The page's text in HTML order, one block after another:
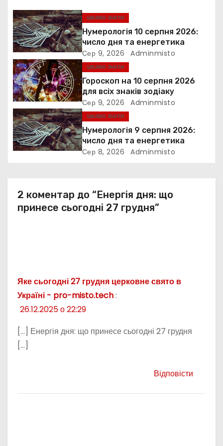
я
з
а
п
и
с
і
ЦІКАВО ЗНАТИ
Нумерологія 10 серпня 2026:
число дня та енергетика
Сер 9, 2026 Adminmisto
ЦІКАВО ЗНАТИ
Гороскоп на 10 серпня 2026
для всіх знаків зодіаку
Сер 9, 2026 Adminmisto
ЦІКАВО ЗНАТИ
Нумерологія 9 серпня 2026:
число дня та енергетика
Сер 8, 2026 Adminmisto
2 коментар до “Енергія дня: що
принесе сьогодні 27 грудня”
Яке сьогодні 27 грудня церковне свято в
Україні - pro-misto.tech:
26.12.2025 о 22:29
[…] Енергія дня: що принесе сьогодні 27 грудня
[…]
Відповісти